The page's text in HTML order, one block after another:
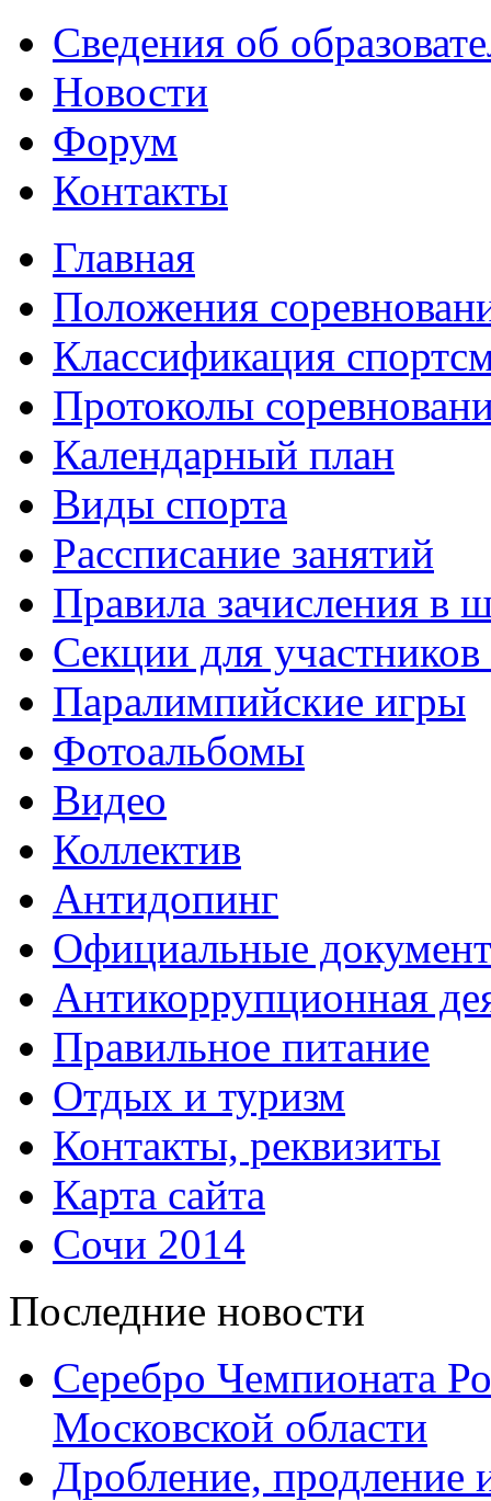
Сведения об
Новости
Форум
Контакты
Главная
Положения
Классификация
Протоколы
Календарный план
Виды спорта
Рассписание занятий
Правила зачисления в
Секции для
Паралимпийские игры
Фотоальбомы
Видео
Коллектив
Антидопинг
Официальные
Антикоррупционная
Правильное питание
Отдых и туризм
Контакты, реквизиты
Карта сайта
Сочи 2014
Последние новости
Серебро Чемпионата
Московской области
Дробление, продление